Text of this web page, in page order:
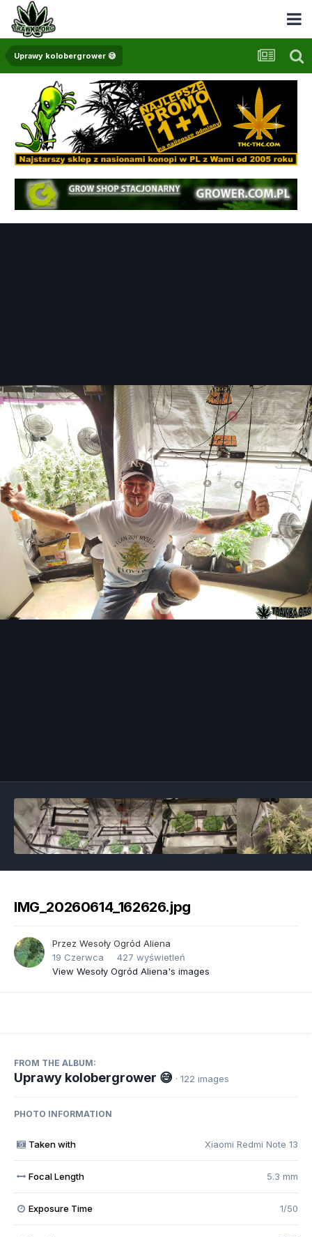
Uprawy kolobergrower 😅
IMG_20260614_162626.jpg
Przez Wesoły Ogród Aliena
19 Czerwca
427 wyświetleń
View Wesoły Ogród Aliena's images
FROM THE ALBUM:
Uprawy kolobergrower 😅 · 122 images
PHOTO INFORMATION
Taken with Xiaomi Redmi Note 13
Focal Length 5.3 mm
Exposure Time 1/50